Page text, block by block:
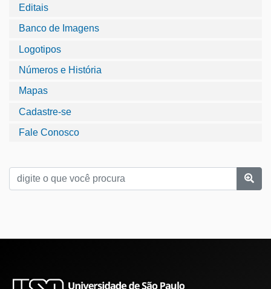
Editais
Banco de Imagens
Logotipos
Números e História
Mapas
Cadastre-se
Fale Conosco